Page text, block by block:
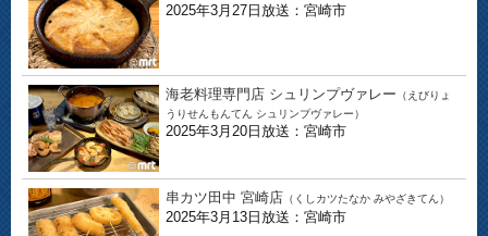
2025年3月27日放送：宮崎市
海老料理専門店 シュリンプヴァレー （えびりょ
うりせんもんてん シュリンプヴァレー）
2025年3月20日放送：宮崎市
串カツ田中 宮崎店 （くしカツたなか みやざきてん）
2025年3月13日放送：宮崎市